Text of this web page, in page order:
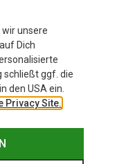
wir unsere
Dich
schließt ggf. die
den USA ein.
Privacy Site.